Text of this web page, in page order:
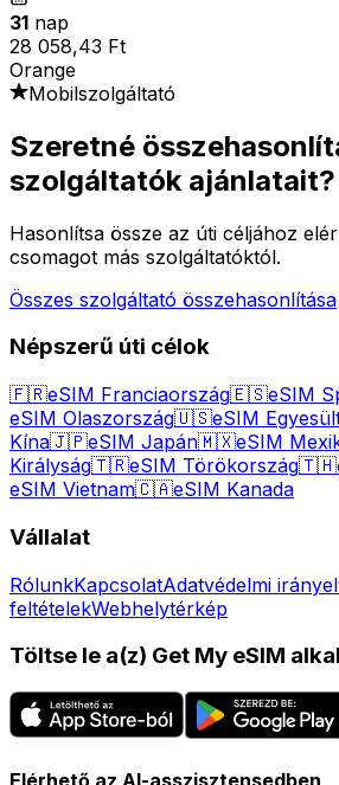
31 nap
28 058,43 Ft
Orange
Mobilszolgáltató
Szeretné
szolgáltatók ajánlatait?
Hasonlítsa össze az úti céljához
csomagot más szolgáltatóktól.
Összes szolgáltató összehasonlítása
Népszerű úti célok
🇫🇷eSIM Franciaország🇪🇸eSIM
eSIM Olaszország🇺🇸eSIM
Kína🇯🇵eSIM Japán🇲🇽eSIM
Királyság🇹🇷eSIM Törökország🇹🇭
eSIM Vietnam🇨🇦eSIM Kanada
Vállalat
RólunkKapcsolatAdatvédelmi
feltételekWebhelytérkép
Töltse le a(z) Get My eSIM